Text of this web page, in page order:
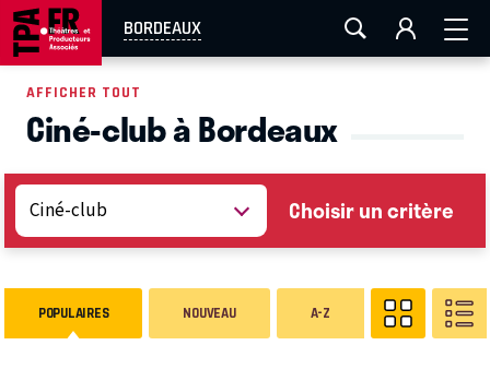
BORDEAUX
AIX-MARSEILLE AURAY LA ROCHELLE
EN TOURNÉE
AFFICHER TOUT
Ciné-club à Bordeaux
Choisir un critère
POPULAIRES NOUVEAU A-Z